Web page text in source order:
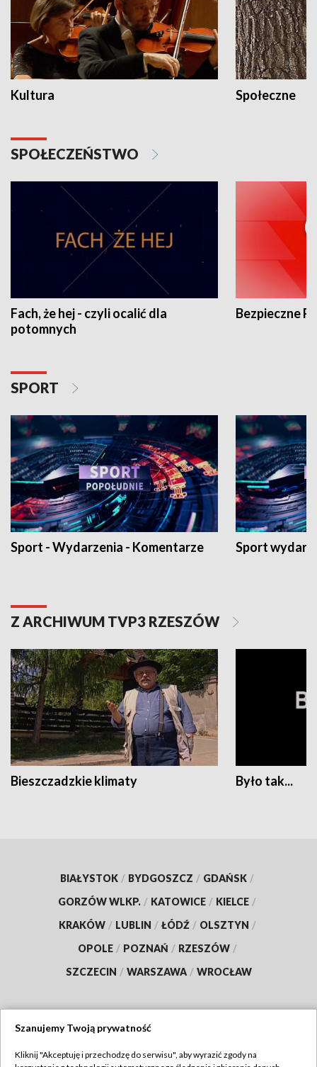
Kultura Społeczne
SPOŁECZEŃSTWO
Fach, że hej - czyli ocalić dla
potomnych
Bezpieczne
SPORT
Sport - Wydarzenia - Komentarze Sport
Z ARCHIWUM TVP3 RZESZÓW
Bieszczadzkie klimaty Było tak...
BIAŁYSTOK / BYDGOSZCZ / GDAŃSK /
GORZÓW WLKP. / KATOWICE / KIELCE /
KRAKÓW / LUBLIN / ŁÓDŹ / OLSZTYN /
OPOLE / POZNAŃ / RZESZÓW /
SZCZECIN / WARSZAWA / WROCŁAW
Szanujemy Twoją prywatność
Kliknij "Akceptuję i przechodzę do serwisu", aby wyrazić zgody na